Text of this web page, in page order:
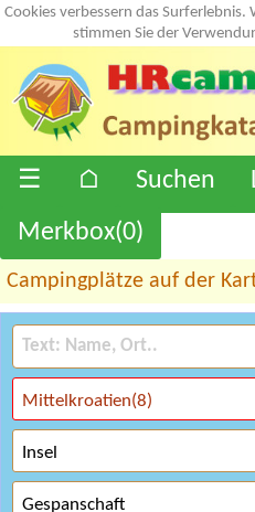
Cookies verbessern das Surferlebnis.
stimmen Sie der
☰ ⌂ Suchen
Merkbox(0)
Campingplätze auf der